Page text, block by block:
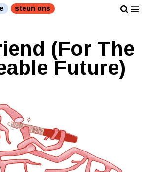
steun ons
(For The
Future)